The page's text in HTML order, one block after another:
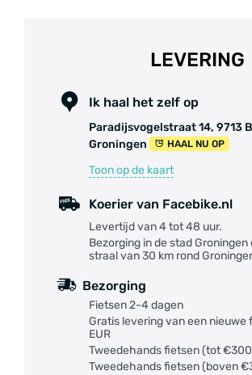
LEVERING
Ik haal het zelf op
Paradijsvogelstraat 14, 9713
Groningen
HAAL NU OP
Toon op de kaart
Koerier van Facebike.nl
Levertijd van 4 tot 48 uur.
Bezorging in de stad Groningen
straal van 30 km rond
Bezorging
Fietsen 2-4 dagen
Gratis levering van een
EUR
Tweedehands fietsen (tot
Tweedehands fietsen (boven